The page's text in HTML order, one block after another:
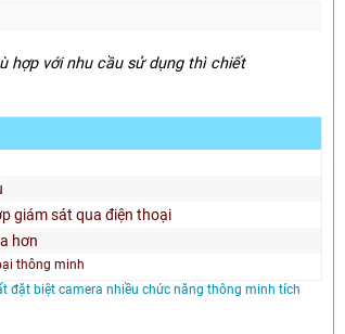
hợp với nhu cầu sử dụng thì chiết
giám sát qua điện thoại
hơn
thông minh
đặt biệt camera nhiều chức năng thông minh tích